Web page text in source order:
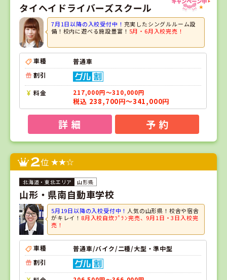
タイヘイドライバーズスクール
7月1日以降の入校受付中！ 充実したシングルルーム設
備！校内に遊べる施設豊富！ 5月・6月入校完売！
車種
普通車
割引
料金 217,000円～310,000円
税込 238,700円～341,000円
詳 細 予 約
2位
山形県
山形・県南自動車学校
5月19日以降の入校受付中！ 人気の山形県！校舎や宿舎
がキレイ！ 8月入校自炊ﾌﾟﾗﾝ完売、9月1日・3日入校完
売！
車種
普通車/バイク/二種/大型・準中型
割引